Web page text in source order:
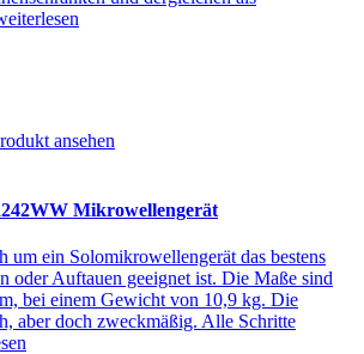
ansehen
Mikrowellengerät
um ein Solomikrowellengerät das bestens
oder Auftauen geeignet ist. Die Maße sind
bei einem Gewicht von 10,9 kg. Die
aber doch zweckmäßig. Alle Schritte